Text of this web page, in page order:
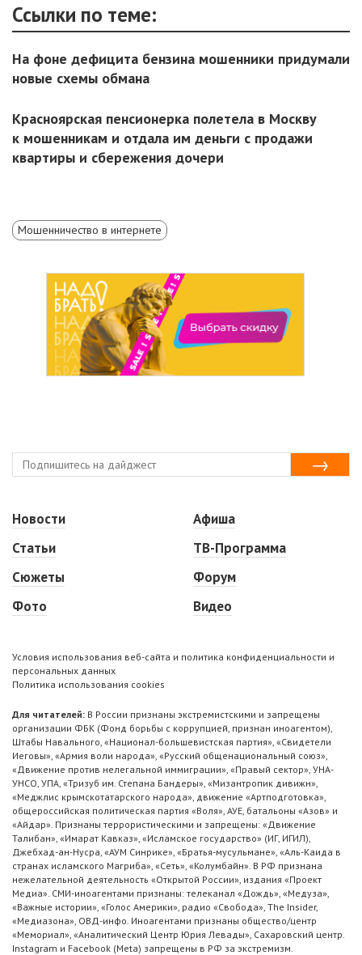
Ссылки по теме:
На фоне дефицита бензина мошенники придумали
новые схемы обмана
Красноярская пенсионерка полетела в Москву
к мошенникам и отдала им деньги с продажи
квартиры и сбережения дочери
Мошенничество в интернете
Новости
Статьи
Сюжеты
Фото
Афиша
ТВ-Программа
Форум
Видео
Условия использования веб-сайта и политика конфиденциальности и
персональных данных
Политика использования cookies
Для читателей: В России признаны экстремистскими и запрещены
организации ФБК (Фонд борьбы с коррупцией, признан иноагентом),
Штабы Навального, «Национал-большевистская партия», «Свидетели
Иеговы», «Армия воли народа», «Русский общенациональный союз»,
«Движение против нелегальной иммиграции», «Правый сектор», УНА-
УНСО, УПА, «Тризуб им. Степана Бандеры», «Мизантропик дивижн»,
«Меджлис крымскотатарского народа», движение «Артподготовка»,
общероссийская политическая партия «Воля», АУЕ, батальоны «Азов» и
«Айдар». Признаны террористическими и запрещены: «Движение
Талибан», «Имарат Кавказ», «Исламское государство» (ИГ, ИГИЛ),
Джебхад-ан-Нусра, «АУМ Синрике», «Братья-мусульмане», «Аль-Каида в
странах исламского Магриба», «Сеть», «Колумбайн». В РФ признана
нежелательной деятельность «Открытой России», издания «Проект
Медиа». СМИ-иноагентами признаны: телеканал «Дождь», «Медуза»,
«Важные истории», «Голос Америки», радио «Свобода», The Insider,
«Медиазона», ОВД-инфо. Иноагентами признаны общество/центр
«Мемориал», «Аналитический Центр Юрия Левады», Сахаровский центр.
Instagram и Facebook (Metа) запрещены в РФ за экстремизм.